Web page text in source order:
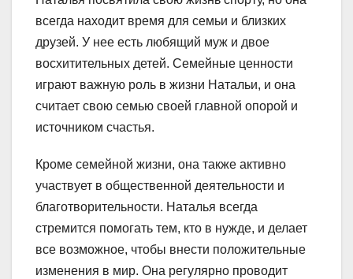
всегда находит время для семьи и близких
друзей. У нее есть любящий муж и двое
восхитительных детей. Семейные ценности
играют важную роль в жизни Натальи, и она
считает свою семью своей главной опорой и
источником счастья.
Кроме семейной жизни, она также активно
участвует в общественной деятельности и
благотворительности. Наталья всегда
стремится помогать тем, кто в нужде, и делает
все возможное, чтобы внести положительные
изменения в мир. Она регулярно проводит